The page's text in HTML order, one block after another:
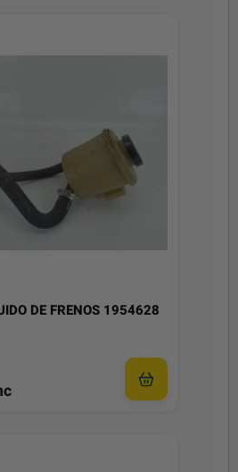
DE FRENOS 1954628